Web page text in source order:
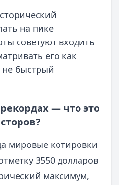
на пике
советуют входить
его как
не быстрый
— что это
мировые котировки
3550 долларов
максимум,